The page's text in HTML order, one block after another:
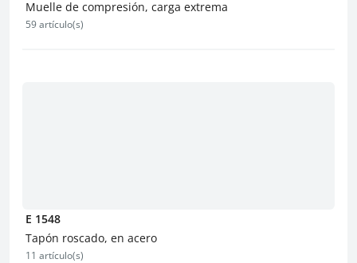
Muelle de compresión, carga extrema
59 artículo(s)
E 1548
Tapón roscado, en acero
11 artículo(s)